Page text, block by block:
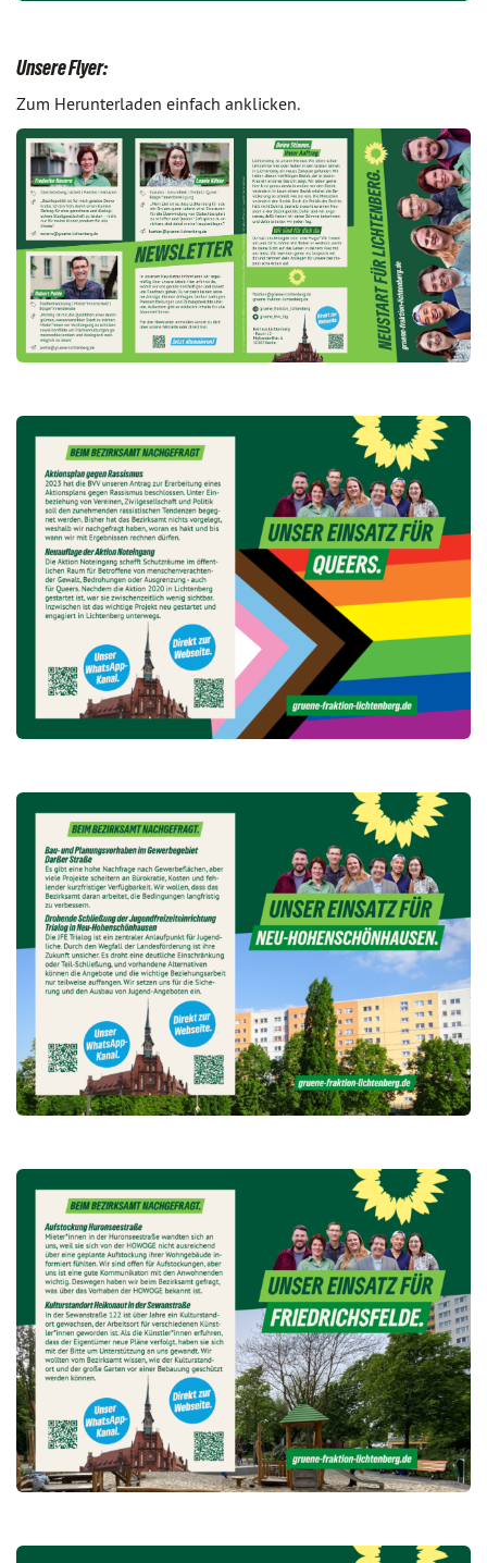
Unsere Flyer:
Zum Herunterladen einfach anklicken.